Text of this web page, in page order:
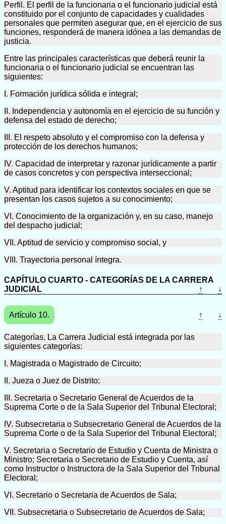
Perfil. El perfil de la funcionaria o el funcionario judicial está
constituido por el conjunto de capacidades y cualidades
personales que permiten asegurar que, en el ejercicio de sus
funciones, responderá de manera idónea a las demandas de
justicia.
Entre las principales características que deberá reunir la
funcionaria o el funcionario judicial se encuentran las
siguientes:
I. Formación jurídica sólida e integral;
II. Independencia y autonomía en el ejercicio de su función y
defensa del estado de derecho;
III. El respeto absoluto y el compromiso con la defensa y
protección de los derechos humanos;
IV. Capacidad de interpretar y razonar jurídicamente a partir
de casos concretos y con perspectiva interseccional;
V. Aptitud para identificar los contextos sociales en que se
presentan los casos sujetos a su conocimiento;
VI. Conocimiento de la organización y, en su caso, manejo
del despacho judicial;
VII. Aptitud de servicio y compromiso social, y
VIII. Trayectoria personal íntegra.
CAPÍTULO CUARTO - CATEGORÍAS DE LA CARRERA
JUDICIAL
↑ ↓
Artículo 10. ↑ ↓
Categorías. La Carrera Judicial está integrada por las
siguientes categorías:
I. Magistrada o Magistrado de Circuito;
II. Jueza o Juez de Distrito;
III. Secretaria o Secretario General de Acuerdos de la
Suprema Corte o de la Sala Superior del Tribunal Electoral;
IV. Subsecretaria o Subsecretario General de Acuerdos de la
Suprema Corte o de la Sala Superior del Tribunal Electoral;
V. Secretaria o Secretario de Estudio y Cuenta de Ministra o
Ministro; Secretaria o Secretario de Estudio y Cuenta, así
como Instructor o Instructora de la Sala Superior del Tribunal
Electoral;
VI. Secretario o Secretaria de Acuerdos de Sala;
VII. Subsecretaria o Subsecretario de Acuerdos de Sala;